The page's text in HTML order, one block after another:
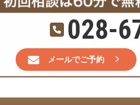
028-
メールでご予約